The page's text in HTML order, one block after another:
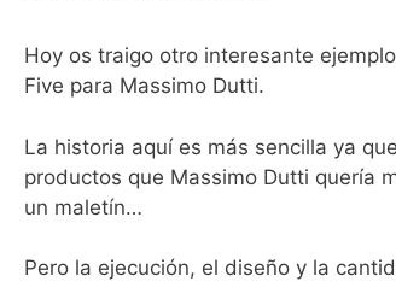
Hoy os traigo otro interesante
Five para Massimo Dutti.
La historia aquí es más sencilla ya
productos que Massimo Dutti quería
un maletín…
Pero la ejecución, el diseño y la